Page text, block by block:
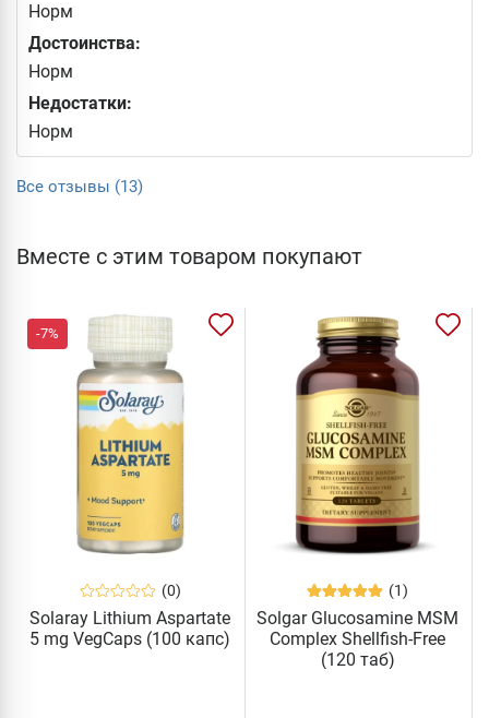
Норм
Достоинства:
Норм
Недостатки:
Норм
Все отзывы (13)
Вместе с этим товаром покупают
-7%
(0)
Solaray Lithium Aspartate
5 mg VegCaps (100 капс)
(1)
Solgar Glucosamine MSM
Complex Shellfish-Free
(120 таб)